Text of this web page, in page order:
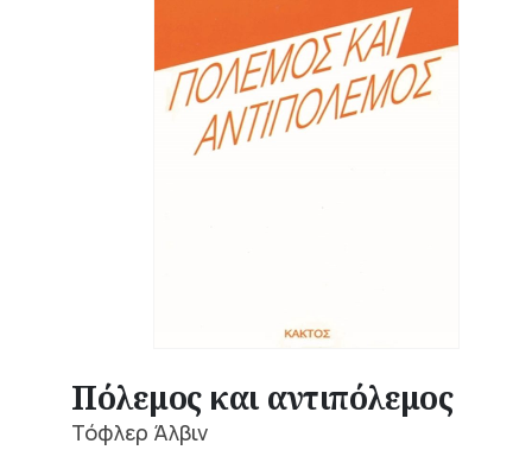
Πόλεμος και αντιπόλεμος
Τόφλερ Άλβιν